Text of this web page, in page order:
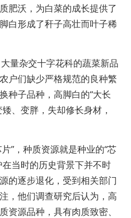
肥沃，为白菜的成长提供了
白形成了秆子高壮而叶子稀
量杂交十字花科的蔬菜新品
户们缺少严格规范的良种繁
种子品种，高脚白的“大长
、变胖，失却修长身材，
”，种质资源就是种业的“芯
在当时的历史背景下并不时
的逐步退化，受到相关部门
，他们调查研究后认为，高
资源品种，具有肉质致密、